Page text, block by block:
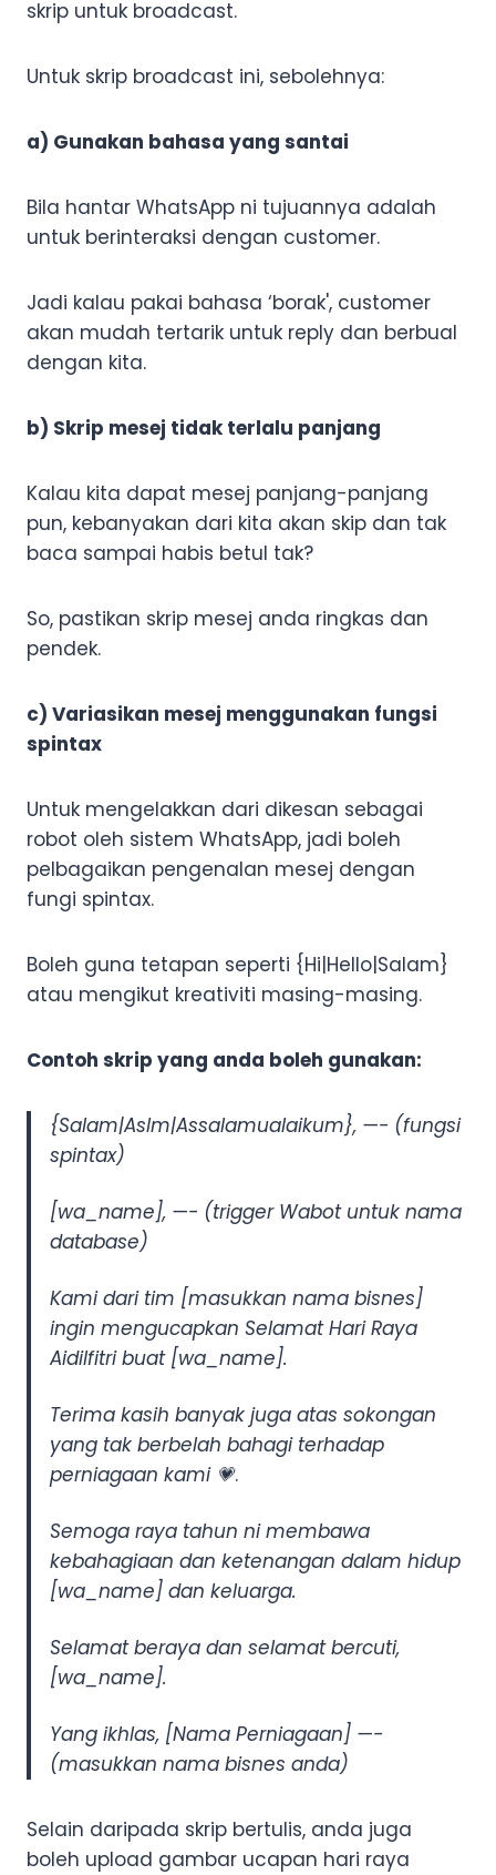
skrip untuk broadcast.
Untuk skrip broadcast ini, sebolehnya:
a) Gunakan bahasa yang santai
Bila hantar WhatsApp ni tujuannya adalah
untuk berinteraksi dengan customer.
Jadi kalau pakai bahasa ‘borak', customer
akan mudah tertarik untuk reply dan berbual
dengan kita.
b) Skrip mesej tidak terlalu panjang
Kalau kita dapat mesej panjang-panjang
pun, kebanyakan dari kita akan skip dan tak
baca sampai habis betul tak?
So, pastikan skrip mesej anda ringkas dan
pendek.
c) Variasikan mesej menggunakan fungsi
spintax
Untuk mengelakkan dari dikesan sebagai
robot oleh sistem WhatsApp, jadi boleh
pelbagaikan pengenalan mesej dengan
fungi spintax.
Boleh guna tetapan seperti {Hi|Hello|Salam}
atau mengikut kreativiti masing-masing.
Contoh skrip yang anda boleh gunakan:
{Salam|Aslm|Assalamualaikum}, —- (fungsi
spintax)
[wa_name], —- (trigger Wabot untuk nama
database)
Kami dari tim [masukkan nama bisnes]
ingin mengucapkan Selamat Hari Raya
Aidilfitri buat [wa_name].
Terima kasih banyak juga atas sokongan
yang tak berbelah bahagi terhadap
perniagaan kami 💗.
Semoga raya tahun ni membawa
kebahagiaan dan ketenangan dalam hidup
[wa_name] dan keluarga.
Selamat beraya dan selamat bercuti,
[wa_name].
Yang ikhlas, [Nama Perniagaan] —-
(masukkan nama bisnes anda)
Selain daripada skrip bertulis, anda juga
boleh upload gambar ucapan hari raya